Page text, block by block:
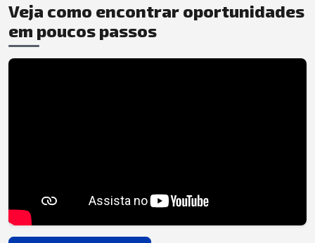
Veja como encontrar oportunidades
em poucos passos